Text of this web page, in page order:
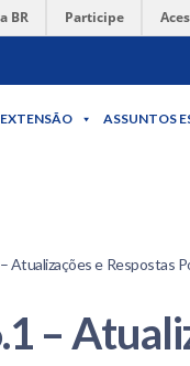
BR Participe
EXTENSÃO ASSUNTOS
Atualizações e Respostas
–